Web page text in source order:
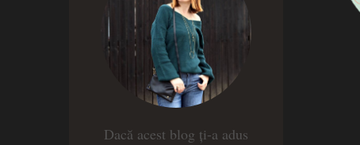
Dacă acest blog ți-a adus